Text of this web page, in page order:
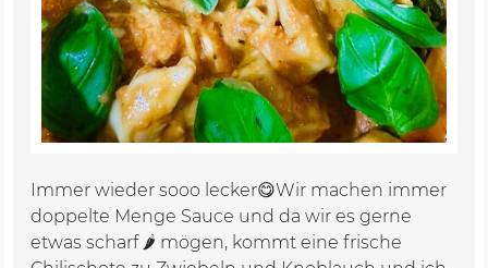
Immer wieder sooo lecker😋Wir machen immer
doppelte Menge Sauce und da wir es gerne
etwas scharf 🌶️ mögen, kommt eine frische